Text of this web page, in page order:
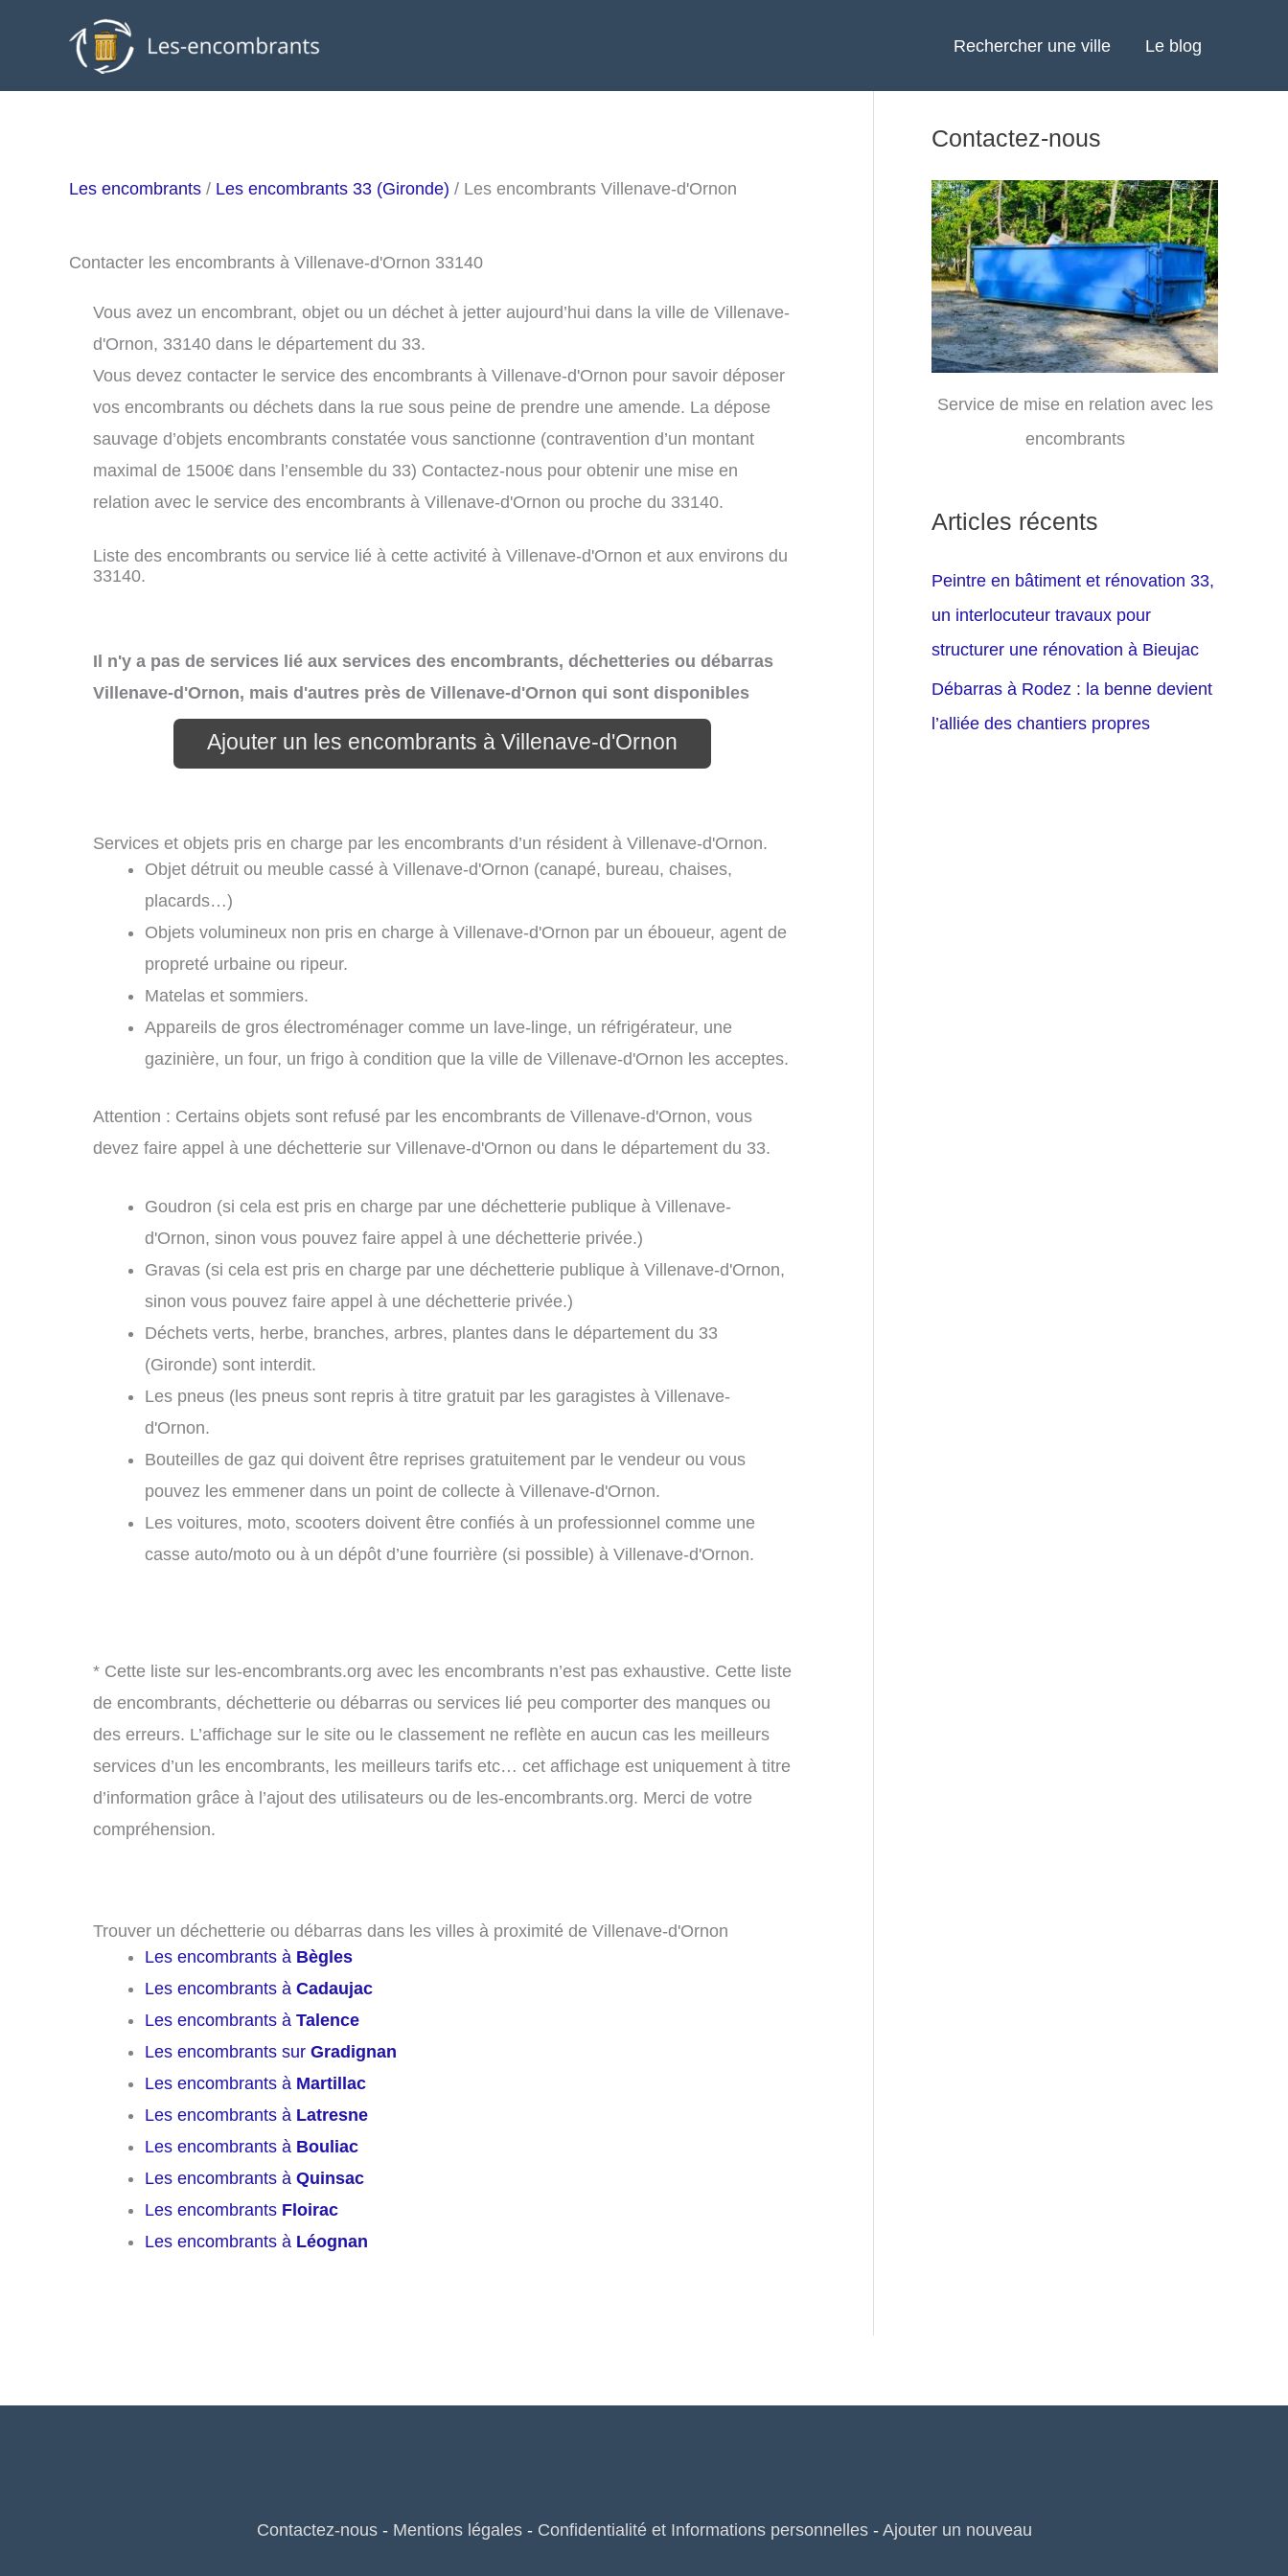
Rechercher une ville Le blog
Les encombrants / Les encombrants 33 (Gironde) / Les encombrants Villenave-d'Ornon
Contacter les encombrants à Villenave-d'Ornon 33140
Vous avez un encombrant, objet ou un déchet à jetter aujourd’hui dans la ville de Villenave-
d'Ornon, 33140 dans le département du 33.
Vous devez contacter le service des encombrants à Villenave-d'Ornon pour savoir déposer
vos encombrants ou déchets dans la rue sous peine de prendre une amende. La dépose
sauvage d’objets encombrants constatée vous sanctionne (contravention d’un montant
maximal de 1500€ dans l’ensemble du 33) Contactez-nous pour obtenir une mise en
relation avec le service des encombrants à Villenave-d'Ornon ou proche du 33140.
Liste des encombrants ou service lié à cette activité à Villenave-d'Ornon et aux environs du
33140.
Il n'y a pas de services lié aux services des encombrants, déchetteries ou débarras
Villenave-d'Ornon, mais d'autres près de Villenave-d'Ornon qui sont disponibles
Ajouter un les encombrants à Villenave-d'Ornon
Services et objets pris en charge par les encombrants d’un résident à Villenave-d'Ornon.
Objet détruit ou meuble cassé à Villenave-d'Ornon (canapé, bureau, chaises,
placards…)
Objets volumineux non pris en charge à Villenave-d'Ornon par un éboueur, agent de
propreté urbaine ou ripeur.
Matelas et sommiers.
Appareils de gros électroménager comme un lave-linge, un réfrigérateur, une
gazinière, un four, un frigo à condition que la ville de Villenave-d'Ornon les acceptes.
Attention : Certains objets sont refusé par les encombrants de Villenave-d'Ornon, vous
devez faire appel à une déchetterie sur Villenave-d'Ornon ou dans le département du 33.
Goudron (si cela est pris en charge par une déchetterie publique à Villenave-
d'Ornon, sinon vous pouvez faire appel à une déchetterie privée.)
Gravas (si cela est pris en charge par une déchetterie publique à Villenave-d'Ornon,
sinon vous pouvez faire appel à une déchetterie privée.)
Déchets verts, herbe, branches, arbres, plantes dans le département du 33
(Gironde) sont interdit.
Les pneus (les pneus sont repris à titre gratuit par les garagistes à Villenave-
d'Ornon.
Bouteilles de gaz qui doivent être reprises gratuitement par le vendeur ou vous
pouvez les emmener dans un point de collecte à Villenave-d'Ornon.
Les voitures, moto, scooters doivent être confiés à un professionnel comme une
casse auto/moto ou à un dépôt d’une fourrière (si possible) à Villenave-d'Ornon.
* Cette liste sur les-encombrants.org avec les encombrants n’est pas exhaustive. Cette liste
de encombrants, déchetterie ou débarras ou services lié peu comporter des manques ou
des erreurs. L’affichage sur le site ou le classement ne reflète en aucun cas les meilleurs
services d’un les encombrants, les meilleurs tarifs etc… cet affichage est uniquement à titre
d’information grâce à l’ajout des utilisateurs ou de les-encombrants.org. Merci de votre
compréhension.
Trouver un déchetterie ou débarras dans les villes à proximité de Villenave-d'Ornon
Les encombrants à Bègles
Les encombrants à Cadaujac
Les encombrants à Talence
Les encombrants sur Gradignan
Les encombrants à Martillac
Les encombrants à Latresne
Les encombrants à Bouliac
Les encombrants à Quinsac
Les encombrants Floirac
Les encombrants à Léognan
Contactez-nous
Service de mise en relation avec les
encombrants
Articles récents
Peintre en bâtiment et rénovation 33,
un interlocuteur travaux pour
structurer une rénovation à Bieujac
Débarras à Rodez : la benne devient
l’alliée des chantiers propres
Contactez-nous- Mentions légales- Confidentialité et Informations personnelles- Ajouter un nouveau